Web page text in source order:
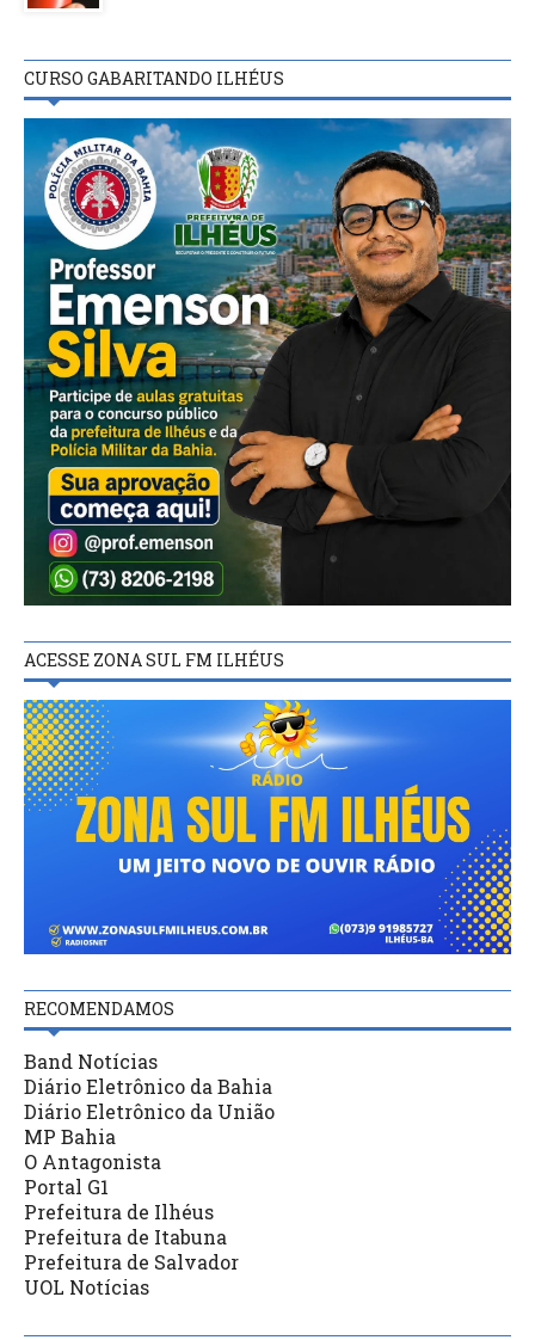
CURSO GABARITANDO ILHÉUS
ACESSE ZONA SUL FM ILHÉUS
RECOMENDAMOS
Band Notícias
Diário Eletrônico da Bahia
Diário Eletrônico da União
MP Bahia
O Antagonista
Portal G1
Prefeitura de Ilhéus
Prefeitura de Itabuna
Prefeitura de Salvador
UOL Notícias